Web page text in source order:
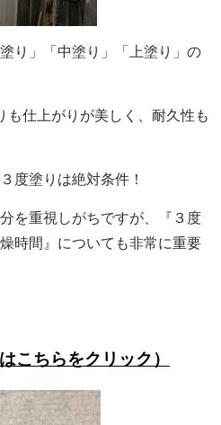
り」「中塗り」「上塗り」の
も仕上がりが美しく、耐久性も
度塗りは絶対条件！
を重視しがちですが、『３度
時間』についても非常に重要
こちらをクリック）